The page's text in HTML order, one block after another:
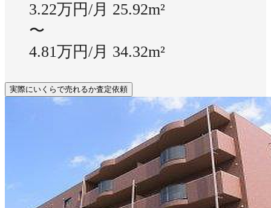
3.22万円/月 25.92m²
〜
4.81万円/月 34.32m²
実際にいくらで売れるか査定依頼